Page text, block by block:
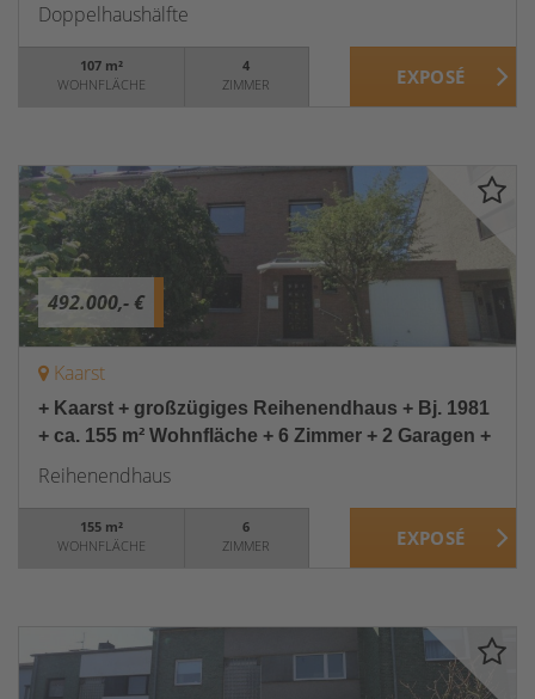
Doppelhaushälfte
107 m²
WOHNFLÄCHE
4
ZIMMER
492.000,- €
Kaarst
+ Kaarst + großzügiges Reihenendhaus + Bj. 1981
+ ca. 155 m² Wohnfläche + 6 Zimmer + 2 Garagen +
Reihenendhaus
155 m²
WOHNFLÄCHE
6
ZIMMER